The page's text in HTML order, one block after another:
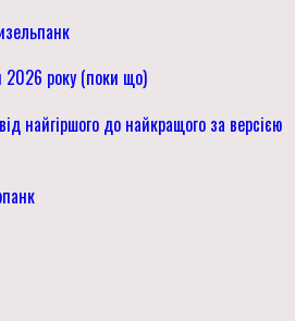
2026 року (поки що)
найгіршого до найкращого за версією